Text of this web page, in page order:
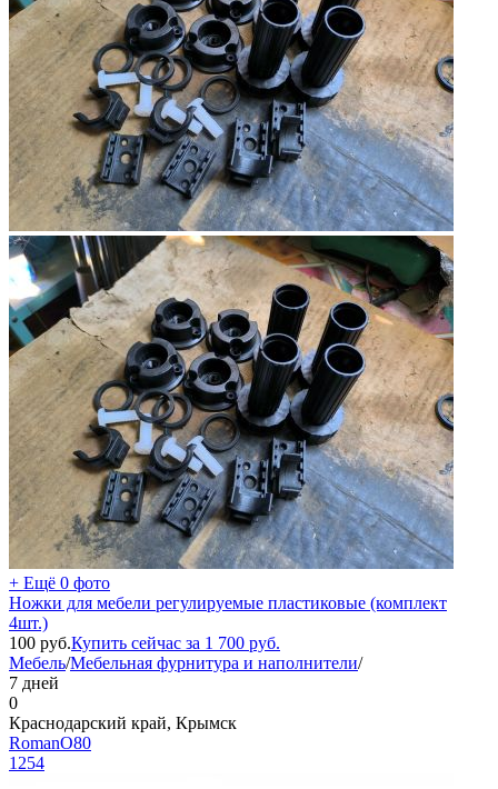
+ Ещё 0 фото
Ножки для мебели регулируемые пластиковые (комплект
4шт.)
100 руб.Купить сейчас за 1 700 руб.
Мебель/Мебельная фурнитура и наполнители/
7 дней
0
Краснодарский край, Крымск
RomanO80
1254